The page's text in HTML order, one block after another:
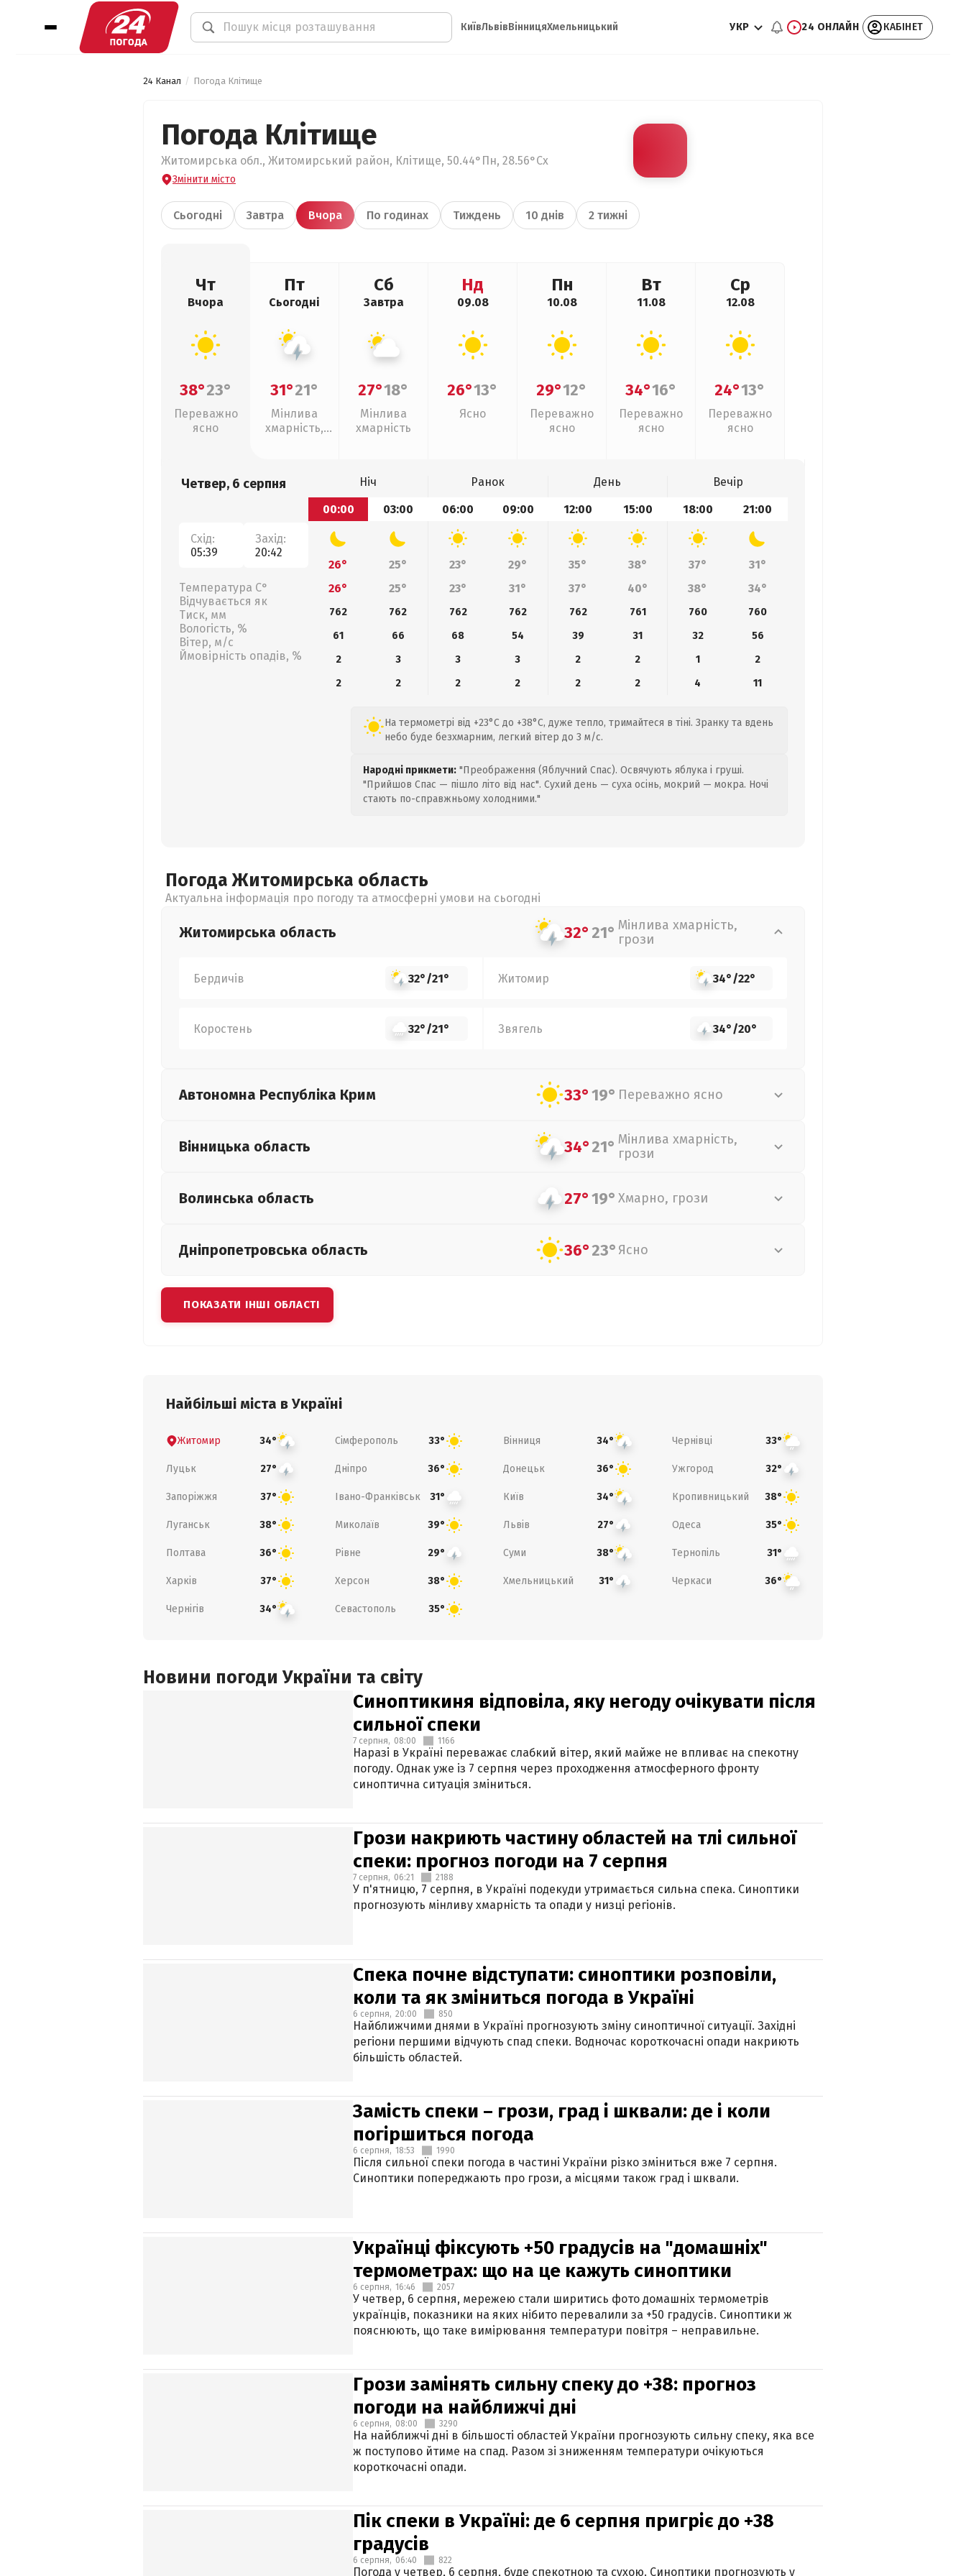
КиївЛьвівВінницяХмельницький УКР 24 ОНЛАЙН КАБІНЕТ
24 Канал Погода Клітище
Погода Клітище
Житомирська обл., Житомирський район, Клітище, 50.44°Пн, 28.56°Сх
Змінити місто
Сьогодні Завтра Вчора По годинах Тиждень 10 днів 2 тижні
Чт
Вчора
38°23°
Переважно
ясно
Пт
Сьогодні
31°21°
Мінлива
хмарність,
Сб
Завтра
27°18°
Мінлива
хмарність
Нд
09.08
26°13°
Ясно
Пн
10.08
29°12°
Переважно
ясно
Вт
11.08
34°16°
Переважно
ясно
Ср
12.08
24°13°
Переважно
ясно
Четвер, 6 серпня
Схід:
05:39
Захід:
20:42
Температура С°
Відчувається як
Тиск, мм
Вологість, %
Вітер, м/с
Ймовірність опадів, %
Ніч Ранок День
Вечір
00:00
03:00 06:00 09:00 12:00 15:00 18:00 21:00
26° 25° 23° 29° 35° 38° 37°
31°
26°
25° 23° 31° 37° 40° 38° 34°
762 762 762 762 762 761 760
760
61
66 68 54 39 31 32
56
2
3 3 3 2 2 1
2
2
2 2 2 2 2 4 11
На термометрі від +23°C до +38°C, дуже тепло, тримайтеся в тіні. Зранку та вдень
небо буде безхмарним, легкий вітер до 3 м/с.
Народні прикмети: "Преображення (Яблучний Спас). Освячують яблука і груші.
"Прийшов Спас — пішло літо від нас". Сухий день — суха осінь, мокрий — мокра. Ночі
стають по-справжньому холодними."
Погода Житомирська область
Актуальна інформація про погоду та атмосферні умови на сьогодні
Житомирська область 32°21° Мінлива хмарність,
грози
Бердичів 32°/21° Житомир 34°/22°
Коростень 32°/21° Звягель 34°/20°
Автономна Республіка Крим 33°19° Переважно ясно
Вінницька область 34°21° Мінлива хмарність,
грози
Волинська область 27°19° Хмарно, грози
Дніпропетровська область 36°23° Ясно
ПОКАЗАТИ ІНШІ ОБЛАСТІ
Найбільші міста в Україні
Житомир 34° Сімферополь 33° Вінниця 34° Чернівці 33°
Луцьк 27° Дніпро 36° Донецьк 36° Ужгород 32°
Запоріжжя 37° Івано-Франківськ 31° Київ 34° Кропивницький 38°
Луганськ 38° Миколаїв 39° Львів 27° Одеса 35°
Полтава 36° Рівне 29° Суми 38° Тернопіль 31°
Харків 37° Херсон 38° Хмельницький 31° Черкаси 36°
Чернігів 34° Севастополь 35°
Новини погоди України та світу
Синоптикиня відповіла, яку негоду очікувати після
сильної спеки
7 серпня, 08:00 1166
Наразі в Україні переважає слабкий вітер, який майже не впливає на спекотну
погоду. Однак уже із 7 серпня через проходження атмосферного фронту
синоптична ситуація зміниться.
Грози накриють частину областей на тлі сильної
спеки: прогноз погоди на 7 серпня
7 серпня, 06:21 2188
У п'ятницю, 7 серпня, в Україні подекуди утримається сильна спека. Синоптики
прогнозують мінливу хмарність та опади у низці регіонів.
Спека почне відступати: синоптики розповіли,
коли та як зміниться погода в Україні
6 серпня, 20:00 850
Найближчими днями в Україні прогнозують зміну синоптичної ситуації. Західні
регіони першими відчують спад спеки. Водночас короткочасні опади накриють
більшість областей.
Замість спеки – грози, град і шквали: де і коли
погіршиться погода
6 серпня, 18:53 1990
Після сильної спеки погода в частині України різко зміниться вже 7 серпня.
Синоптики попереджають про грози, а місцями також град і шквали.
Українці фіксують +50 градусів на "домашніх"
термометрах: що на це кажуть синоптики
6 серпня, 16:46 2057
У четвер, 6 серпня, мережею стали ширитись фото домашніх термометрів
українців, показники на яких нібито перевалили за +50 градусів. Синоптики ж
пояснюють, що таке вимірювання температури повітря – неправильне.
Грози замінять сильну спеку до +38: прогноз
погоди на найближчі дні
6 серпня, 08:00 3290
На найближчі дні в більшості областей України прогнозують сильну спеку, яка все
ж поступово йтиме на спад. Разом зі зниженням температури очікуються
короткочасні опади.
Пік спеки в Україні: де 6 серпня пригріє до +38
градусів
6 серпня, 06:40 822
Погода у четвер, 6 серпня, буде спекотною та сухою. Синоптики прогнозують у